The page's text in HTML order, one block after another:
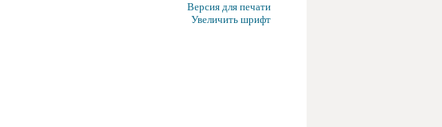
Версия для печати
Увеличить шрифт